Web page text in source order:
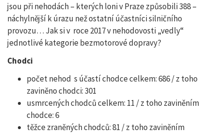
jsou při nehodách – kterých loni v Praze způsobili 388 –
náchylnější k úrazu než ostatní účastníci silničního
provozu… Jak si v roce 2017 v nehodovosti „vedly“
jednotlivé kategorie bezmotorové dopravy?
Chodci
počet nehod s účastí chodce celkem: 686 / z toho
zaviněno chodci: 301
usmrcených chodců celkem: 11 / z toho zaviněním
chodce: 6
těžce zraněných chodců: 81 / z toho zaviněním